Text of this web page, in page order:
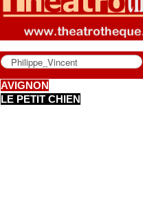
AVIGNON
LE PETIT CHIEN